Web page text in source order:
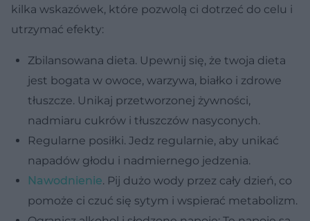
kilka wskazówek, które pozwolą ci dotrzeć do celu i
utrzymać efekty:
Zbilansowana dieta. Upewnij się, że twoja dieta
jest bogata w owoce, warzywa, białko i zdrowe
tłuszcze. Unikaj przetworzonej żywności,
nadmiaru cukrów i tłuszczów nasyconych.
Regularne posiłki. Jedz regularnie, aby unikać
napadów głodu i nadmiernego jedzenia.
Nawodnienie. Pij dużo wody przez cały dzień, co
pomoże ci czuć się sytym i wspierać metabolizm.